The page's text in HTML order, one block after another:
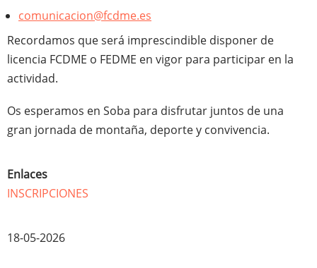
comunicacion@fcdme.es
Recordamos que será imprescindible disponer de
licencia FCDME o FEDME en vigor para participar en la
actividad.
Os esperamos en Soba para disfrutar juntos de una
gran jornada de montaña, deporte y convivencia.
Enlaces
INSCRIPCIONES
18-05-2026